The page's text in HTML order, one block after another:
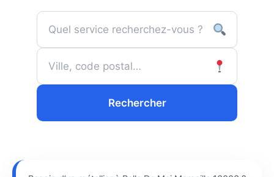
Rechercher